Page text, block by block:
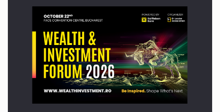
Comunicat de presa: Joburile part-time reincep sa intre pe…